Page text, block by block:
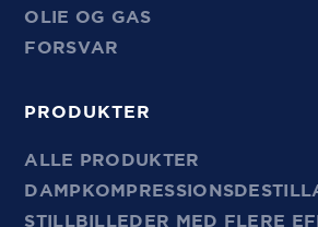
OLIE OG GAS
FORSVAR
PRODUKTER
ALLE PRODUKTER
STILLBILLEDER MED FLERE